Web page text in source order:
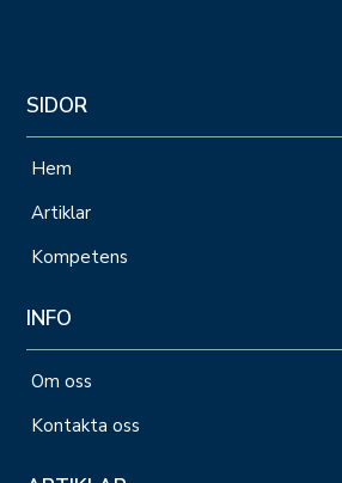
SIDOR
Hem
Artiklar
Kompetens
INFO
Om oss
Kontakta oss